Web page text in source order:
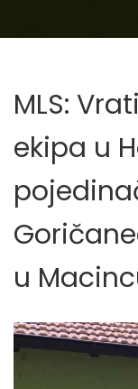
MLS:
ekipa u
u